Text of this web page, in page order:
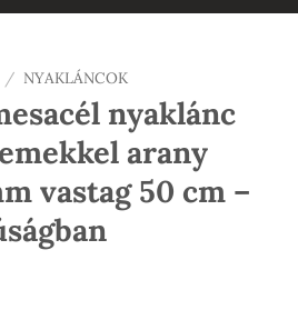
/ NYAKLÁNCOK
nyaklánc
arany
vastag 50 cm –